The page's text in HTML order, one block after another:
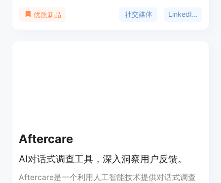
优质新品 社交媒体 LinkedIn™
Aftercare
AI对话式调查工具，深入洞察用户反馈。
Aftercare是一个利用人工智能技术提供对话式调查